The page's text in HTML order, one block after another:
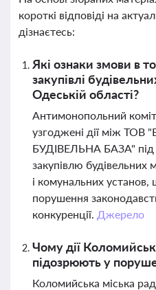
короткі відповіді на
дізнаєтесь:
Які ознаки змови в
закупівлі
Одеській області?
Антимонопольний
узгоджені дії між
БУДІВЕЛЬНА БАЗА" під
закупівлю будівельних
і комунальних установ,
порушення
конкуренції. Джерело
Чому дії
підозрюють у
Коломийська міська